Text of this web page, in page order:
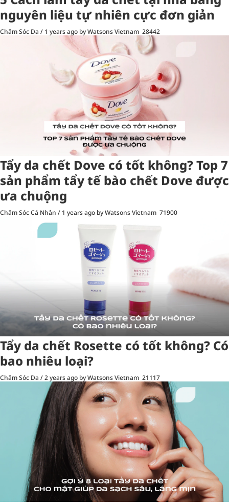
nguyên liệu tự nhiên cực đơn giản
Chăm Sóc Da / 1 years ago by Watsons Vietnam 28442
Tẩy da chết Dove có tốt không? Top 7
sản phẩm tẩy tế bào chết Dove được
ưa chuộng
Chăm Sóc Cá Nhân / 1 years ago by Watsons Vietnam 71900
Tẩy da chết Rosette có tốt không? Có
bao nhiêu loại?
Chăm Sóc Da /2 years ago by Watsons Vietnam 21117